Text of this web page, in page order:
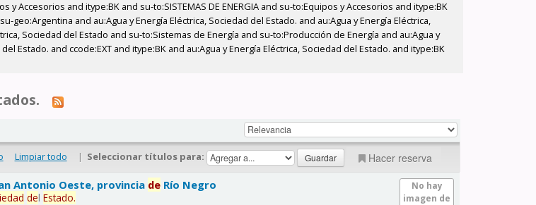
Accesorios and itype:BK and su-to:SISTEMAS DE ENERGIA and su-to:Equipos y Accesorios and itype:BK
and au:Agua y Energía Eléctrica, Sociedad del Estado. and au:Agua y Energía Eléctrica,
Sociedad del Estado and su-to:Sistemas de Energía and su-to:Producción de Energía and au:Agua y
Estado. and ccode:EXT and itype:BK and au:Agua y Energía Eléctrica, Sociedad del Estado. and itype:BK
Limpiar todo | Seleccionar títulos para: Hacer reserva
No hay
imagen de
Antonio Oeste, provincia de Río Negro
delEstado.